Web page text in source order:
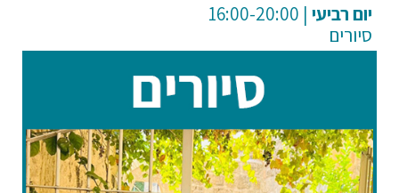
רביעי | 16:00-20:00
סיורים